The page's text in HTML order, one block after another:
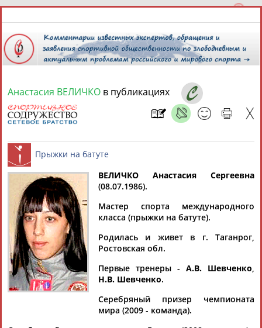
9 августа 2026 года,
СПОРТСМЕНЫ, ТРЕНЕРЫ И СПЕЦИАЛИСТЫ
Найдено: 1персона Расширенный поиск
Анастасия
ВЕЛИЧКО
Ваш запрос: "Анастасия ВЕЛИЧКО"
Анастасия ВЕЛИЧКО в публикациях
Прыжки на батуте
ВЕЛИЧКО Анастасия
Сергеевна
(08.07.1986).
Мастер спорта международного
класса (прыжки на батуте).
Родилась и живет в г. Таганрог,
Ростовская обл.
Первые тренеры - А.В. Шевченко,
Н.В. Шевченко.
Серебряный призер чемпионата
мира (2009 - команда).